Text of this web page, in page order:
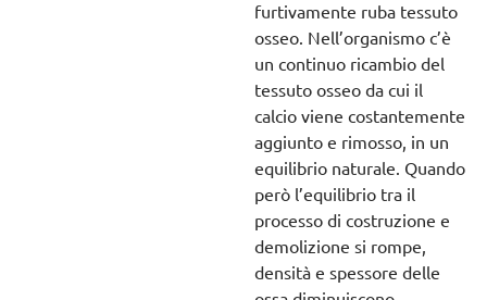
furtivamente ruba tessuto
osseo. Nell’organismo c’è
un continuo ricambio del
tessuto osseo da cui il
calcio viene costantemente
aggiunto e rimosso, in un
equilibrio naturale. Quando
però l’equilibrio tra il
processo di costruzione e
demolizione si rompe,
densità e spessore delle